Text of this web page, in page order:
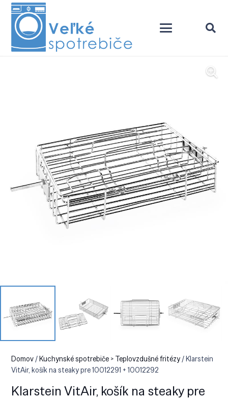
Domov/Kuchynské spotrebiče > Teplovzdušné fritézy/ Klarstein
VitAir, košík na steaky pre 10012291 + 10012292
Klarstein VitAir, košík na steaky pre